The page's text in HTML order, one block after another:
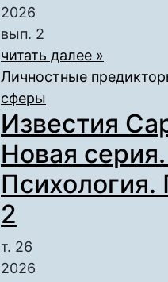
2026
вып. 2
читать далее »
Личностные
сферы
Известия
Новая
Психология.
2
т. 26
2026